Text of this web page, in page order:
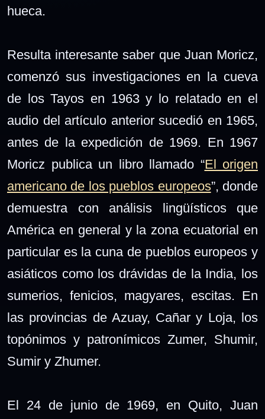
hueca.
Resulta interesante saber que Juan Moricz,
comenzó sus investigaciones en la cueva
de los Tayos en 1963 y lo relatado en el
audio del artículo anterior sucedió en 1965,
antes de la expedición de 1969. En 1967
Moricz publica un libro llamado “El origen
americano de los pueblos europeos”, donde
demuestra con análisis lingüísticos que
América en general y la zona ecuatorial en
particular es la cuna de pueblos europeos y
asiáticos como los drávidas de la India, los
sumerios, fenicios, magyares, escitas. En
las provincias de Azuay, Cañar y Loja, los
topónimos y patronímicos Zumer, Shumir,
Sumir y Zhumer.
El 24 de junio de 1969, en Quito, Juan